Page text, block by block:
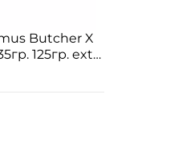
Butcher X
125гр. extra